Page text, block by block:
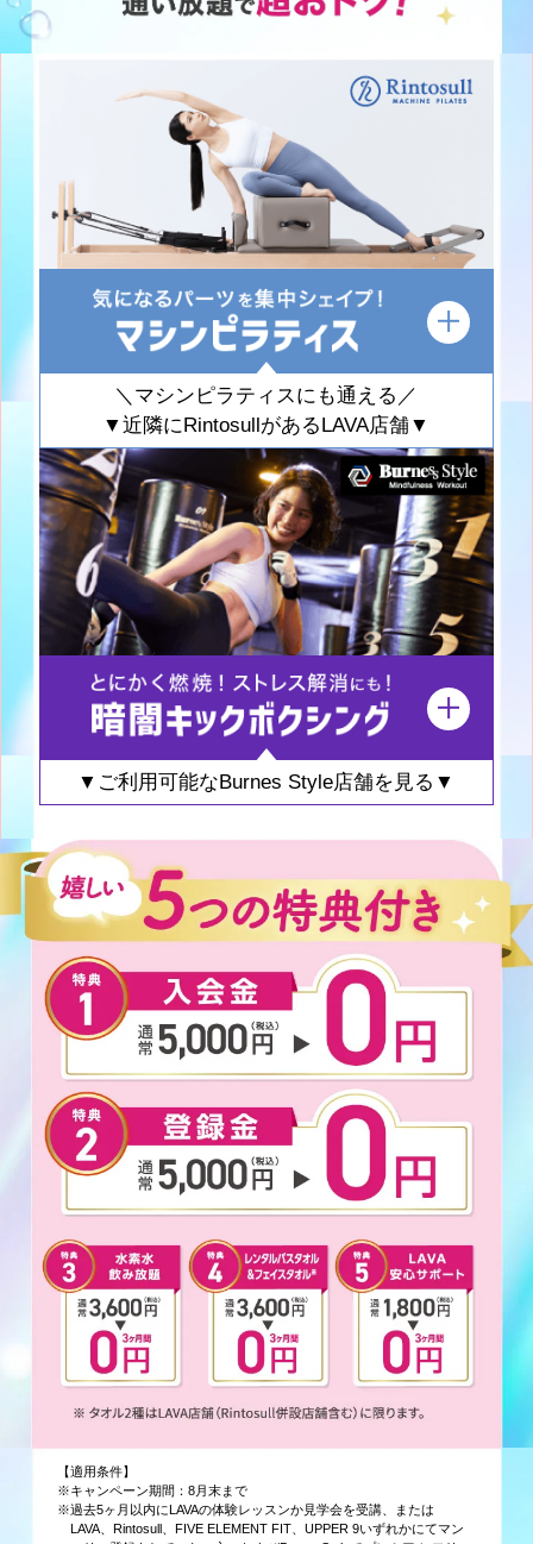
＼マシンピラティスにも通える／
▼近隣にRintosullがあるLAVA店舗▼
▼ご利用可能なBurnes Style店舗を見る▼
【適用条件】
※キャンペーン期間：8月末まで
※過去5ヶ月以内にLAVAの体験レッスンか見学会を受講、または
LAVA、Rintosull、FIVE ELEMENT FIT、UPPER 9いずれかにてマン